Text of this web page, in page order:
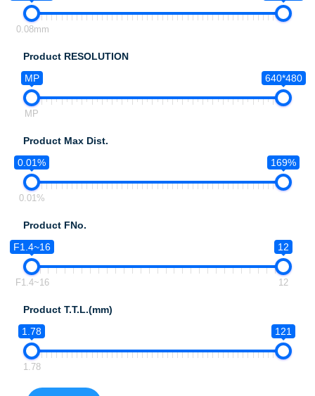
0.08mm
Product RESOLUTION
MP
640*480
MP
Product Max Dist.
0.01%
169%
0.01%
Product FNo.
F1.4~16
12
F1.4~16 12
Product T.T.L.(mm)
1.78
121
1.78